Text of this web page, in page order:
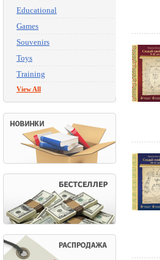
Educational
Games
Souvenirs
Toys
Training
View All